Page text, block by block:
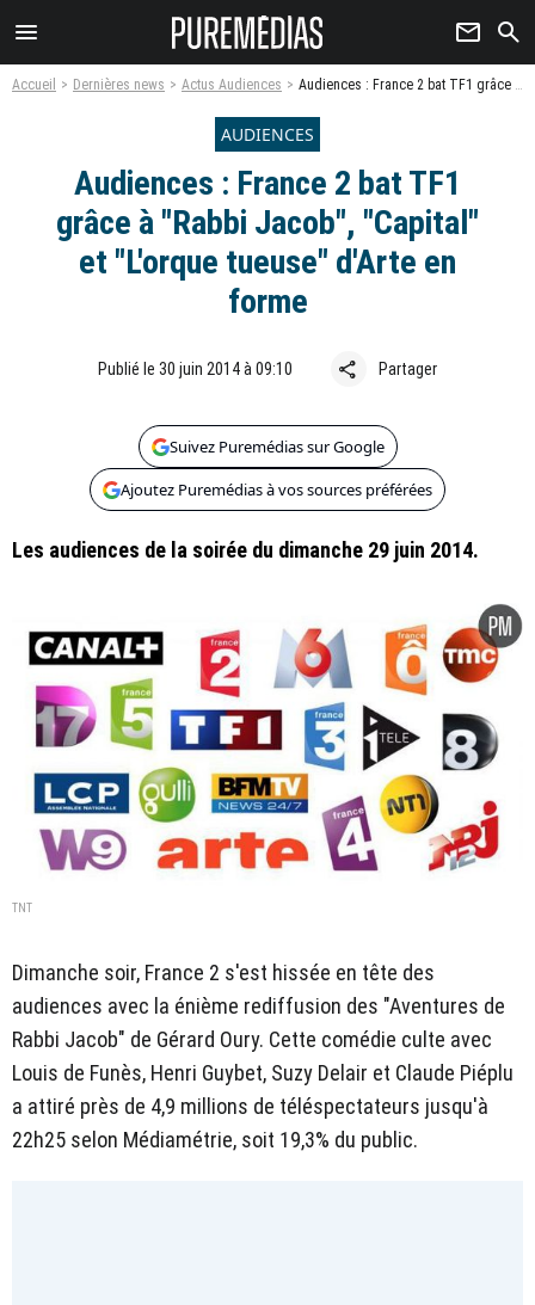
menu newsletter search
Accueil Dernières news Actus Audiences Audiences : France 2 bat TF1 grâce à "Rabbi Jacob", "Capital" et "L'orque tueuse" d'Arte en forme
AUDIENCES
Audiences : France 2 bat TF1
grâce à "Rabbi Jacob", "Capital"
et "L'orque tueuse" d'Arte en
forme
Publié le 30 juin 2014 à 09:10 share Partager
Suivez Puremédias sur Google
Ajoutez Puremédias à vos sources préférées
Les audiences de la soirée du dimanche 29 juin 2014.
TNT
Dimanche soir, France 2 s'est hissée en tête des
audiences avec la énième rediffusion des "Aventures de
Rabbi Jacob" de Gérard Oury. Cette comédie culte avec
Louis de Funès, Henri Guybet, Suzy Delair et Claude Piéplu
a attiré près de 4,9 millions de téléspectateurs jusqu'à
22h25 selon Médiamétrie, soit 19,3% du public.